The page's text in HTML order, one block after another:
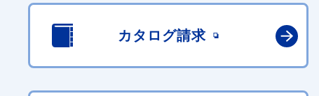
カタログ請求